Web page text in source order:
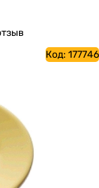
Код: 177746